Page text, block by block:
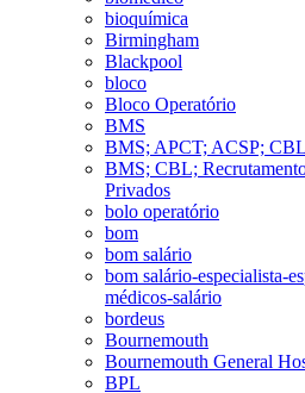
bioquímica
Birmingham
Blackpool
bloco
Bloco Operatório
BMS
BMS; APCT; ACSP;
BMS; CBL;
Privados
bolo operatório
bom
bom salário
bom salário-especialista-
médicos-salário
bordeus
Bournemouth
Bournemouth General
BPL